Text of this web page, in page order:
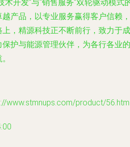
开发”与“销售服务”双轮驱动模式
产品，以专业服务赢得客户信赖，
，精源科技正不断前行，致力于成
护与能源管理伙伴，为各行各业的
www.stmnups.com/product/